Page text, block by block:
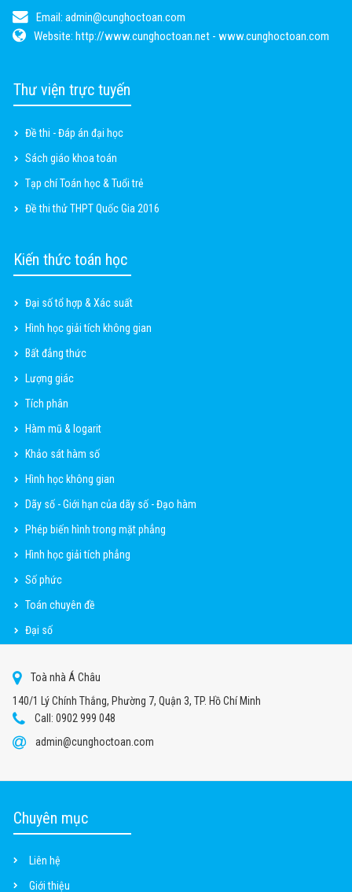
Email: admin@cunghoctoan.com
Website: http://www.cunghoctoan.net - www.cunghoctoan.com
Thư viện trực tuyến
Đề thi - Đáp án đại học
Sách giáo khoa toán
Tạp chí Toán học & Tuổi trẻ
Đề thi thử THPT Quốc Gia 2016
Kiến thức toán học
Đại số tổ hợp & Xác suất
Hình học giải tích không gian
Bất đẳng thức
Lượng giác
Tích phân
Hàm mũ & logarit
Khảo sát hàm số
Hình học không gian
Dãy số - Giới hạn của dãy số - Đạo hàm
Phép biến hình trong mặt phẳng
Hình học giải tích phẳng
Số phức
Toán chuyên đề
Đại số
Toà nhà Á Châu
140/1 Lý Chính Thắng, Phường 7, Quận 3, TP. Hồ Chí Minh
Call: 0902 999 048
admin@cunghoctoan.com
Chuyên mục
Liên hệ
Giới thiệu